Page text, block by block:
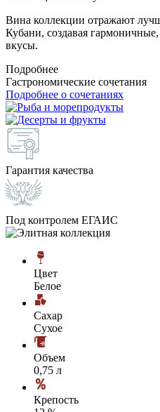
Вина коллекции отражают
Кубани, создавая
вкусы.
Подробнее
Гастрономические сочетания
Подробнее о сочетаниях
Гарантия качества
Под контролем ЕГАИС
Цвет
Белое
Сахар
Сухое
Объем
0,75 л
Крепость